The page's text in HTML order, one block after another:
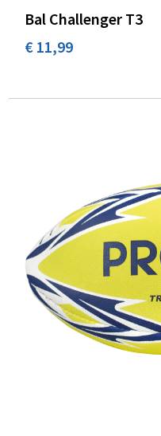
Bal Challenger T3
€ 11,99